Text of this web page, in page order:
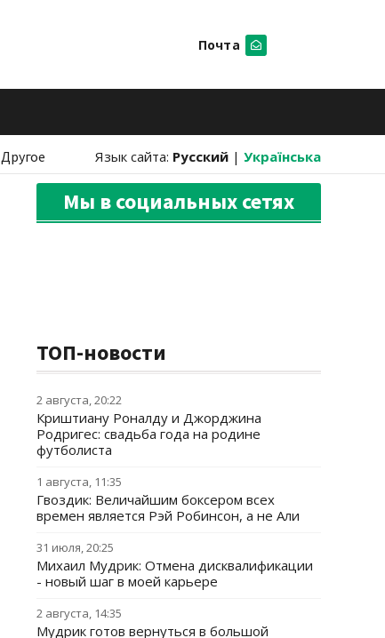
Почта
Другое Язык сайта: Русский | Українська
Мы в социальных сетях
ТОП-новости
2 августа, 20:22
Криштиану Роналду и Джорджина
Родригес: свадьба года на родине
футболиста
1 августа, 11:35
Гвоздик: Величайшим боксером всех
времен является Рэй Робинсон, а не Али
31 июля, 20:25
Михаил Мудрик: Отмена дисквалификации
- новый шаг в моей карьере
2 августа, 14:35
Мудрик готов вернуться в большой